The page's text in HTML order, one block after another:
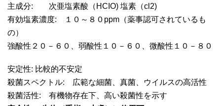
主成分: 次亜塩素酸（HCIO) 塩素（cl2)
有効塩素濃度: １０～８０ppm（薬事認可されているも
の）
強酸性２０－６０、弱酸性１０－６０、微酸性１０－８０
安定性: 比較的不安定
殺菌スペクトル: 広範な細菌、真菌、ウイルスの高活性
殺菌活性: 有機物存在下、高い殺菌性を示す